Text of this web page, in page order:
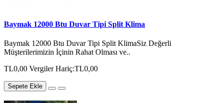
Baymak 12000 Btu Duvar Tipi Split Klima
Baymak 12000 Btu Duvar Tipi Split KlimaSiz Değerli
Müşterilerimizin İçinin Rahat Olması ve..
TL0,00 Vergiler Hariç:TL0,00
Sepete Ekle